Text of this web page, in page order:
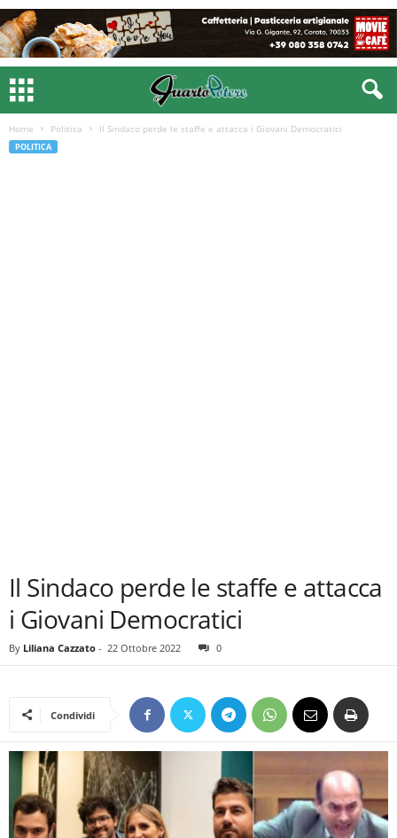
Home Politica Il Sindaco perde le staffe e attacca i Giovani Democratici
POLITICA
Il Sindaco perde le staffe e attacca
i Giovani Democratici
By Liliana Cazzato - 22 Ottobre 2022 0
Condividi